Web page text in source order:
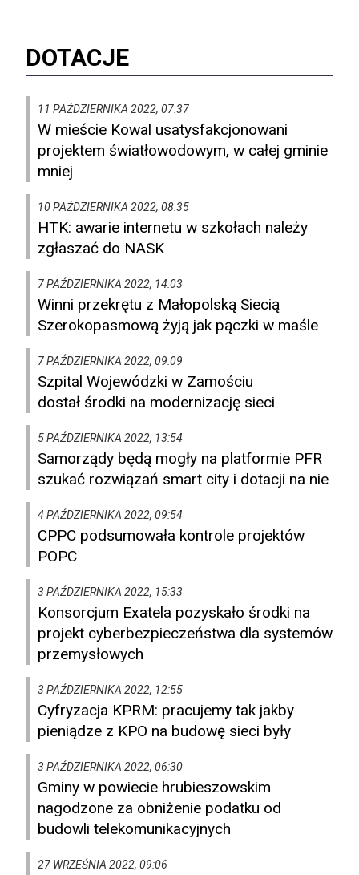
DOTACJE
11 PAŹDZIERNIKA 2022, 07:37
W mieście Kowal usatysfakcjonowani
projektem światłowodowym, w całej gminie
mniej
10 PAŹDZIERNIKA 2022, 08:35
HTK: awarie internetu w szkołach należy
zgłaszać do NASK
7 PAŹDZIERNIKA 2022, 14:03
Winni przekrętu z Małopolską Siecią
Szerokopasmową żyją jak pączki w maśle
7 PAŹDZIERNIKA 2022, 09:09
Szpital Wojewódzki w Zamościu
dostał środki na modernizację sieci
5 PAŹDZIERNIKA 2022, 13:54
Samorządy będą mogły na platformie PFR
szukać rozwiązań smart city i dotacji na nie
4 PAŹDZIERNIKA 2022, 09:54
CPPC podsumowała kontrole projektów
POPC
3 PAŹDZIERNIKA 2022, 15:33
Konsorcjum Exatela pozyskało środki na
projekt cyberbezpieczeństwa dla systemów
przemysłowych
3 PAŹDZIERNIKA 2022, 12:55
Cyfryzacja KPRM: pracujemy tak jakby
pieniądze z KPO na budowę sieci były
3 PAŹDZIERNIKA 2022, 06:30
Gminy w powiecie hrubieszowskim
nagodzone za obniżenie podatku od
budowli telekomunikacyjnych
27 WRZEŚNIA 2022, 09:06